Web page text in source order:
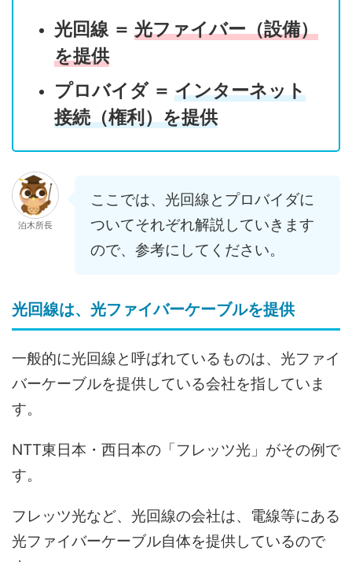
光回線 ＝ 光ファイバー（設備）
を提供
プロバイダ ＝ インターネット
接続（権利）を提供
泊木所長
ここでは、光回線とプロバイダに
ついてそれぞれ解説していきます
ので、参考にしてください。
光回線は、光ファイバーケーブルを提供
一般的に光回線と呼ばれているものは、光ファイ
バーケーブルを提供している会社を指していま
す。
NTT東日本・西日本の「フレッツ光」がその例で
す。
フレッツ光など、光回線の会社は、電線等にある
光ファイバーケーブル自体を提供しているので